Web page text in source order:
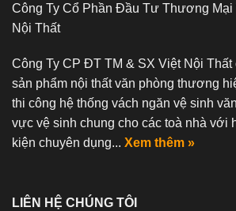
Công Ty Cổ Phần Đầu Tư Thương Mại
Nội Thất
Công Ty CP ĐT TM & SX Việt Nội Thất
sản phẩm nội thất văn phòng thương
thi công hệ thống vách ngăn vệ sinh
vực vệ sinh chung cho các toà nhà với
kiện chuyên dụng... Xem thêm »
LIÊN HỆ CHÚNG TÔI